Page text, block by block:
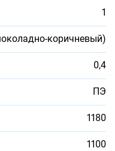
1
коричневый)
0,4
ПЭ
1180
1100